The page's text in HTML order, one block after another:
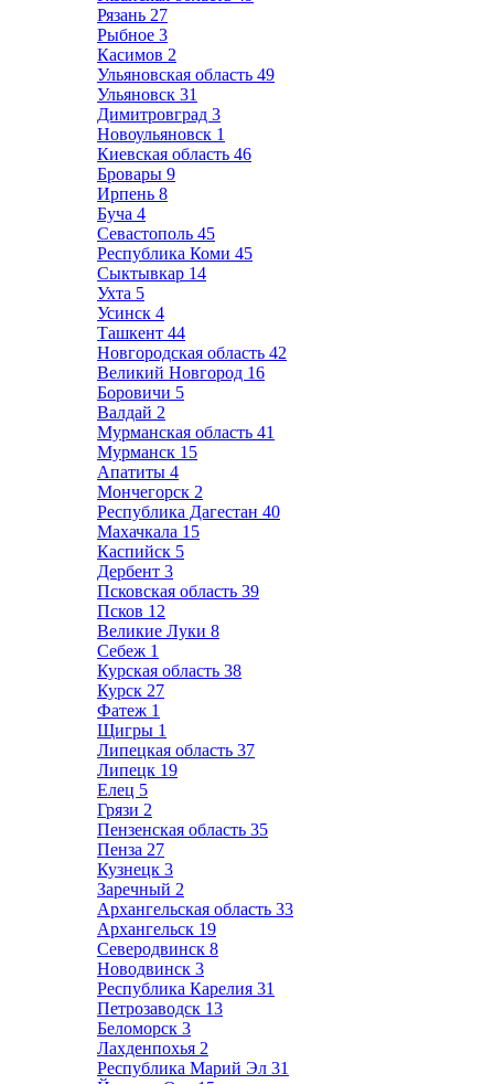
Рязань 27
Рыбное 3
Касимов 2
Ульяновская область 49
Ульяновск 31
Димитровград 3
Новоульяновск 1
Киевская область 46
Бровары 9
Ирпень 8
Буча 4
Севастополь 45
Республика Коми 45
Сыктывкар 14
Ухта 5
Усинск 4
Ташкент 44
Новгородская область 42
Великий Новгород 16
Боровичи 5
Валдай 2
Мурманская область 41
Мурманск 15
Апатиты 4
Мончегорск 2
Республика Дагестан 40
Махачкала 15
Каспийск 5
Дербент 3
Псковская область 39
Псков 12
Великие Луки 8
Себеж 1
Курская область 38
Курск 27
Фатеж 1
Щигры 1
Липецкая область 37
Липецк 19
Елец 5
Грязи 2
Пензенская область 35
Пенза 27
Кузнецк 3
Заречный 2
Архангельская область 33
Архангельск 19
Северодвинск 8
Новодвинск 3
Республика Карелия 31
Петрозаводск 13
Беломорск 3
Лахденпохья 2
Республика Марий Эл 31